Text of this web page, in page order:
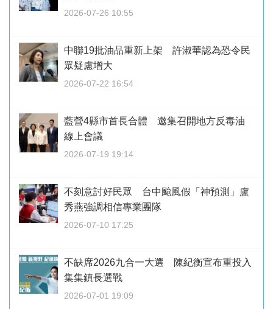
2026-07-26 10:55
中聯19批油品重新上架 許淑華認為恐令民
眾疑慮增大
2026-07-22 16:54
藍營4縣市首長合體 邀集召開地方反毒油
線上會議
2026-07-19 19:14
不刻意討好民眾 台中颱風假「神預測」盧
秀燕強調相信專業團隊
2026-07-10 17:25
不缺席2026九合一大選 陳紀衡宣布重投入
集集鎮長選戰
2026-07-01 19:09